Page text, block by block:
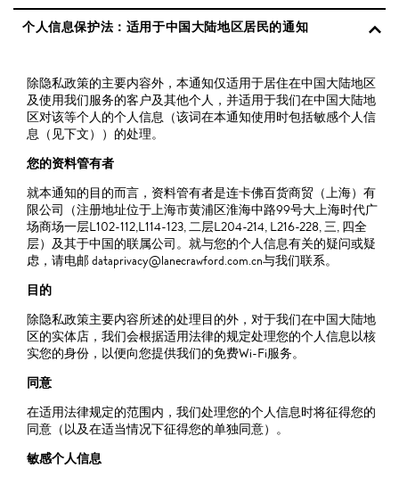
个人信息保护法：适用于中国大陆地区居民的通知
除隐私政策的主要内容外，本通知仅适用于居住在中国大陆地区
及使用我们服务的客户及其他个人，并适用于我们在中国大陆地
区对该等个人的个人信息（该词在本通知使用时包括敏感个人信
息（见下文））的处理。
您的资料管有者
就本通知的目的而言，资料管有者是连卡佛百货商贸（上海）有
限公司（注册地址位于上海市黄浦区淮海中路99号大上海时代广
场商场一层L102-112,L114-123, 二层L204-214, L216-228, 三, 四全
层）及其于中国的联属公司。就与您的个人信息有关的疑问或疑
虑，请电邮 dataprivacy@lanecrawford.com.cn与我们联系。
目的
除隐私政策主要内容所述的处理目的外，对于我们在中国大陆地
区的实体店，我们会根据适用法律的规定处理您的个人信息以核
实您的身份，以便向您提供我们的免费Wi-Fi服务。
同意
在适用法律规定的范围内，我们处理您的个人信息时将征得您的
同意（以及在适当情况下征得您的单独同意）。
敏感个人信息